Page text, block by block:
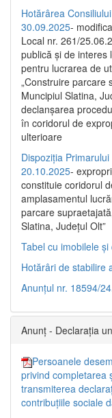
Hotărârea
30.09.2025-
Local nr. 261/
publică şi de interes
pentru lucrarea de
„Construire parcare
Muncipiul Slatina,
declanşarea
în coridorul de
ulterioare
Dispoziția
20.10.2025-
constituie coridorul
amplasamentul
parcare
Slatina, Județul Olt”
Tabel cu imobilele
Hotărâri de stabilire
Anunțul nr. 18594/
Anunț - Declarația
Persoanele
privind completarea
transmiterea
contribuțiile sociale